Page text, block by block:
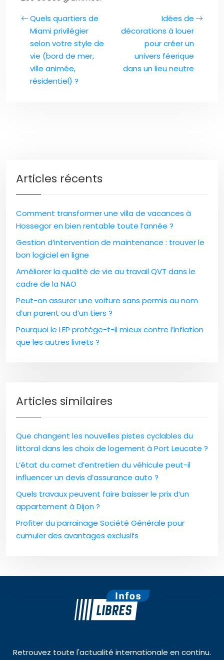
Quels quartiers de
Miami privilégier
selon votre style de
vie (bord de mer,
ville animée,
résidentiel) ?
Idées de
décorations à louer
pour créer un
univers féerique
dans un lieu neutre
Articles récents
Comment transformer une villa de vacances à
Hossegor en bien rentable toute l’année ?
Gestion d’intervention de maintenance : trouver le
bon logiciel en ligne
Améliorer la qualité de vie au travail QVT dans le
cadre de la NAO
Peut-on assurer une voiture sans permis au nom
d’un parent ou d’un tiers ?
Pourquoi le LEP protège-t-il mieux contre l’inflation
que les autres livrets ?
Articles similaires
Que changent les nouvelles pistes cyclables du
littoral dans les choix de logement à Port Leucate ?
L’état du carnet d’entretien du véhicule peut-il
influencer un devis d’assurance auto ?
Quels travaux peuvent faire baisser le prix d’un
appartement à Dijon ?
Profiter du parrainage Société Générale pour
cumuler des avantages exclusifs
Retrouvez toute l'actualité internationale en continu.